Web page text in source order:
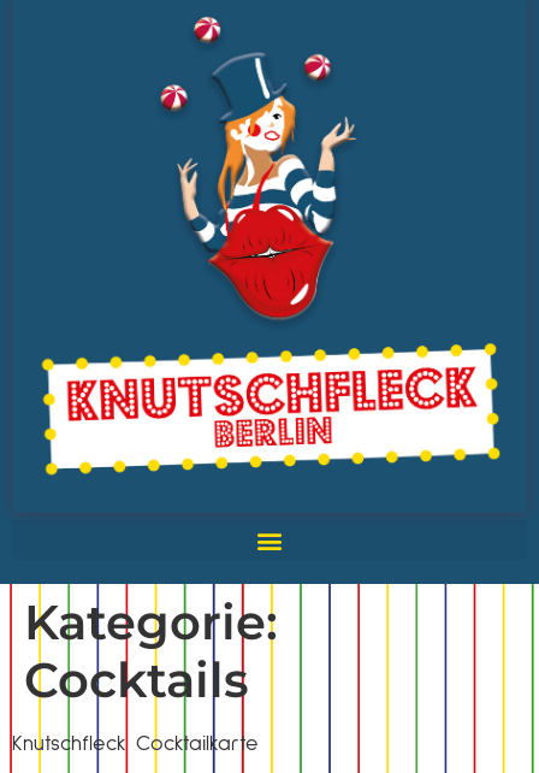
Kategorie:
Cocktails
Knutschfleck Cocktailkarte